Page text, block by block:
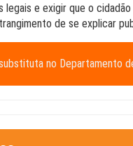
e exigir que o cidadão
de se explicar
no Departamento